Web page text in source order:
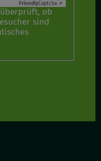
FriendlyCaptcha ⇗
ob
sind